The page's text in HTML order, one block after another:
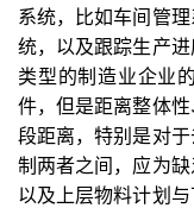
系统，比如车间管
统，以及跟踪生产
类型的制造业企业
件，但是距离整体
段距离，特别是对
制两者之间，应为缺
以及上层物料计划